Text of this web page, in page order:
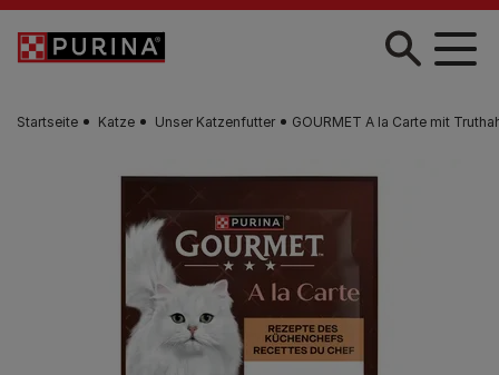
Zum Hauptinhalt springen
Startseite Katze Unser Katzenfutter GOURMET A la Carte mit